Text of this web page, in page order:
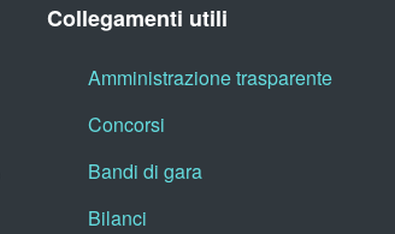
Collegamenti utili
Amministrazione trasparente
Concorsi
Bandi di gara
Bilanci